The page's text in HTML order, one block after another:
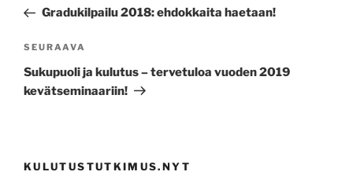
artikkeli
Gradukilpailu 2018: ehdokkaita haetaan!
Seuraava
artikkeli
SEURAAVA
Sukupuoli ja kulutus – tervetuloa vuoden 2019
kevätseminaariin!
KULUTUSTUTKIMUS.NYT